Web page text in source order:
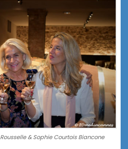
& Sophie Courtois Biancone